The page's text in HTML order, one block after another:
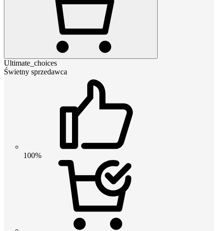
Ultimate_choices
Świetny sprzedawca
100%